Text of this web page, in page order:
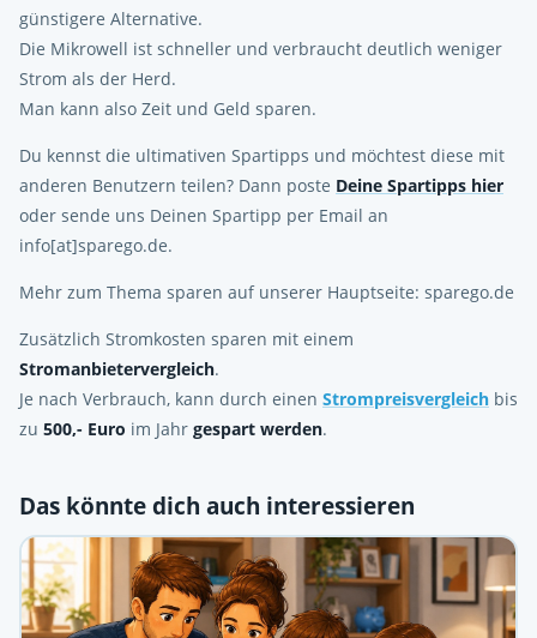
günstigere Alternative.
Die Mikrowell ist schneller und verbraucht deutlich weniger
Strom als der Herd.
Man kann also Zeit und Geld sparen.
Du kennst die ultimativen Spartipps und möchtest diese mit
anderen Benutzern teilen? Dann poste Deine Spartipps hier
oder sende uns Deinen Spartipp per Email an
info[at]sparego.de.
Mehr zum Thema sparen auf unserer Hauptseite: sparego.de
Zusätzlich Stromkosten sparen mit einem
Stromanbietervergleich.
Je nach Verbrauch, kann durch einen Strompreisvergleich bis
zu 500,- Euro im Jahr gespart werden.
Das könnte dich auch interessieren